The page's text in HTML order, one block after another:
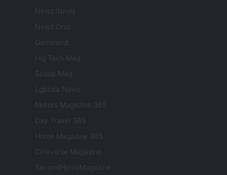
Newz Illinois
Newz Ohio
Gameland
Hig Tech Mag
Scoop Mag
Lgbtqia News
Motors Magazine 365
Day Travel 365
Home Magazine 365
Cineverse Magazine
SecondHomeMagazine